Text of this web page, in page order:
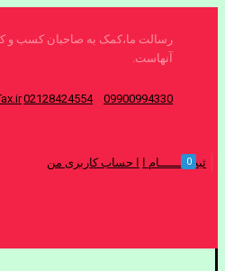
رسالت ما،کمک به صاحبان کسب و
آنهاست.
09900994330
02128424554
ثبت نــــــام ا ا حساب کاربری من 0